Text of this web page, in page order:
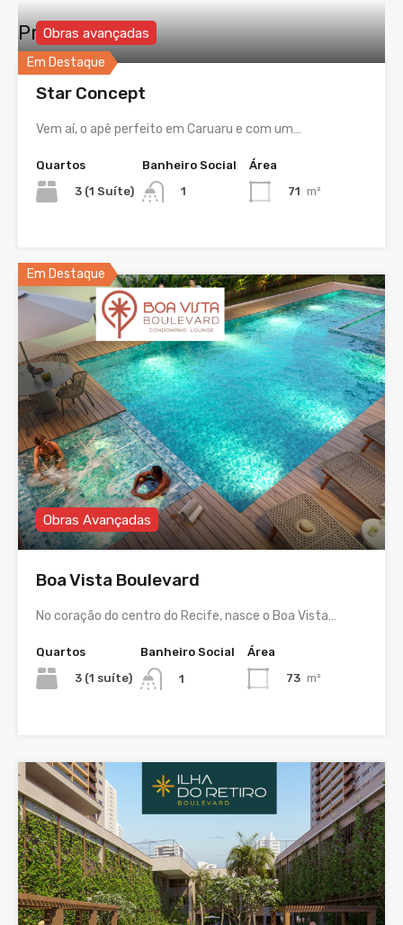
Propriedades
Em Destaque
Obras avançadas
Star Concept
Vem aí, o apê perfeito em Caruaru e com um…
Quartos
3 (1 Suíte)
Banheiro Social
1
Área
71 m²
Em Destaque
Obras Avançadas
Boa Vista Boulevard
No coração do centro do Recife, nasce o Boa Vista…
Quartos
3 (1 suíte)
Banheiro Social
1
Área
73 m²